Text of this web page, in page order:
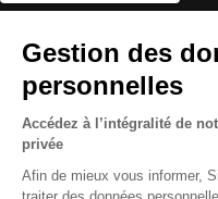
Gestion des
personnelles
Accédez à l’intégralité de
privée
Afin de mieux vous informer,
traiter des données
Newsletter
Nous suivre sur les